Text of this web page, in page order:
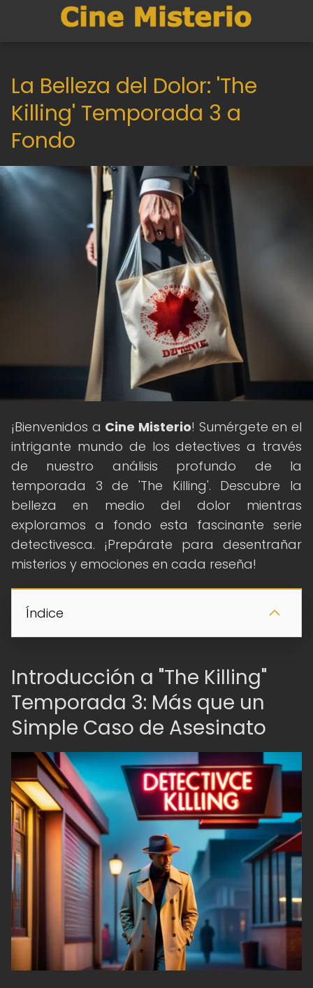
La Belleza del Dolor: 'The
Killing' Temporada 3 a
Fondo
¡Bienvenidos a Cine Misterio! Sumérgete en el
intrigante mundo de los detectives a través
de nuestro análisis profundo de la
temporada 3 de 'The Killing'. Descubre la
belleza en medio del dolor mientras
exploramos a fondo esta fascinante serie
detectivesca. ¡Prepárate para desentrañar
misterios y emociones en cada reseña!
Índice
Introducción a "The Killing"
Temporada 3: Más que un
Simple Caso de Asesinato